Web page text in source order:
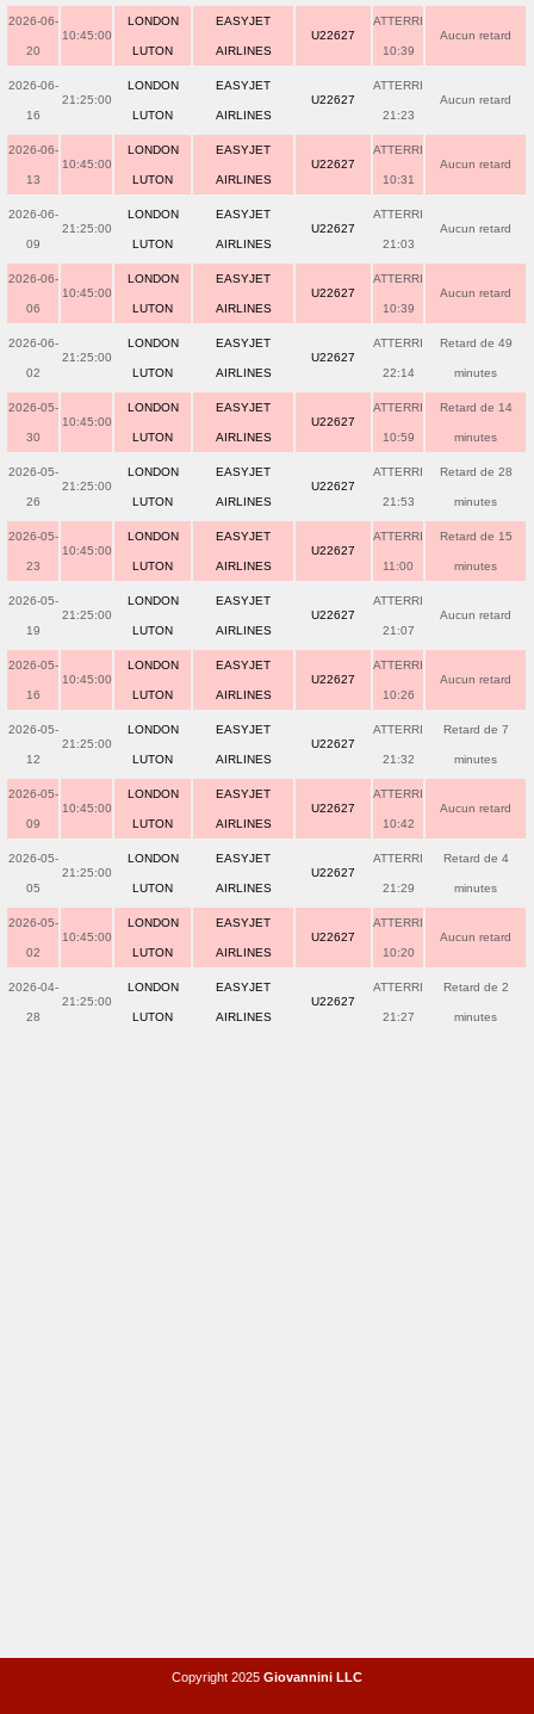
2026-06-
20
10:45:00
LONDON
LUTON
EASYJET
AIRLINES
U22627
ATTERRI
10:39
Aucun retard
2026-06-
16
21:25:00
LONDON
LUTON
EASYJET
AIRLINES
U22627
ATTERRI
21:23
Aucun retard
2026-06-
13
10:45:00
LONDON
LUTON
EASYJET
AIRLINES
U22627
ATTERRI
10:31
Aucun retard
2026-06-
09
21:25:00
LONDON
LUTON
EASYJET
AIRLINES
U22627
ATTERRI
21:03
Aucun retard
2026-06-
06
10:45:00
LONDON
LUTON
EASYJET
AIRLINES
U22627
ATTERRI
10:39
Aucun retard
2026-06-
02
21:25:00
LONDON
LUTON
EASYJET
AIRLINES
U22627
ATTERRI
22:14
Retard de 49
minutes
2026-05-
30
10:45:00
LONDON
LUTON
EASYJET
AIRLINES
U22627
ATTERRI
10:59
Retard de 14
minutes
2026-05-
26
21:25:00
LONDON
LUTON
EASYJET
AIRLINES
U22627
ATTERRI
21:53
Retard de 28
minutes
2026-05-
23
10:45:00
LONDON
LUTON
EASYJET
AIRLINES
U22627
ATTERRI
11:00
Retard de 15
minutes
2026-05-
19
21:25:00
LONDON
LUTON
EASYJET
AIRLINES
U22627
ATTERRI
21:07
Aucun retard
2026-05-
16
10:45:00
LONDON
LUTON
EASYJET
AIRLINES
U22627
ATTERRI
10:26
Aucun retard
2026-05-
12
21:25:00
LONDON
LUTON
EASYJET
AIRLINES
U22627
ATTERRI
21:32
Retard de 7
minutes
2026-05-
09
10:45:00
LONDON
LUTON
EASYJET
AIRLINES
U22627
ATTERRI
10:42
Aucun retard
2026-05-
05
21:25:00
LONDON
LUTON
EASYJET
AIRLINES
U22627
ATTERRI
21:29
Retard de 4
minutes
2026-05-
02
10:45:00
LONDON
LUTON
EASYJET
AIRLINES
U22627
ATTERRI
10:20
Aucun retard
2026-04-
28
21:25:00
LONDON
LUTON
EASYJET
AIRLINES
U22627
ATTERRI
21:27
Retard de 2
minutes
Copyright 2025 Giovannini LLC